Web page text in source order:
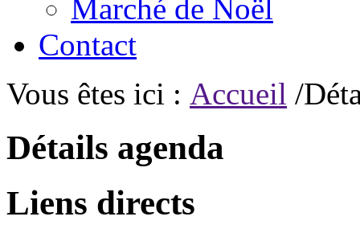
Marché de Noël
Contact
Vous êtes ici : Accueil /
Détails agenda
Liens directs